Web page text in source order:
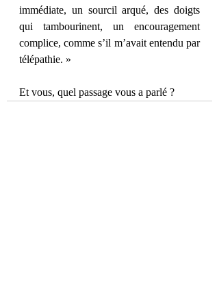
immédiate, un sourcil arqué, des doigts
qui tambourinent, un encouragement
complice, comme s’il m’avait entendu par
télépathie. »
Et vous, quel passage vous a parlé ?